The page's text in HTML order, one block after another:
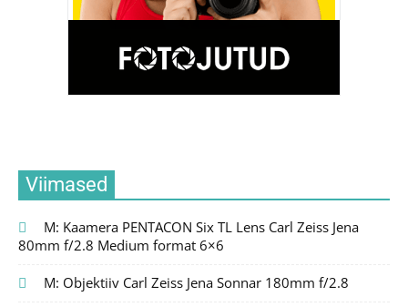
Viimased
M: Kaamera PENTACON Six TL Lens Carl Zeiss Jena
80mm f/2.8 Medium format 6×6
M: Objektiiv Carl Zeiss Jena Sonnar 180mm f/2.8